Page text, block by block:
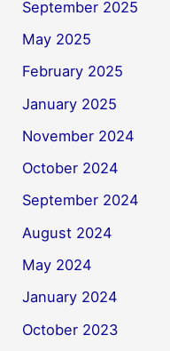
September 2025
May 2025
February 2025
January 2025
November 2024
October 2024
September 2024
August 2024
May 2024
January 2024
October 2023